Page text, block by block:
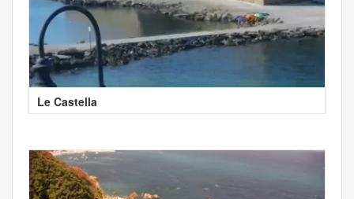
Le Castella